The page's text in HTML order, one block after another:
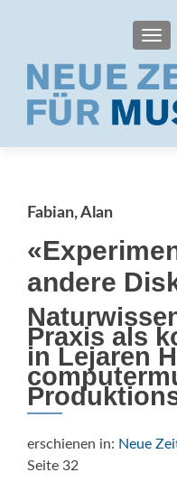
Fabian, Alan
andere
Praxis als
in Lejaren
erschienen in: Neue
Seite 32